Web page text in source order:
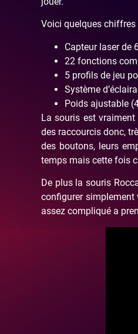
Voici quelques chiffres
Capteur laser de
22 fonctions
5 profils de jeu
Système
Poids ajustable
La souris est
des raccourcis donc,
des boutons, leurs
temps mais cette fois
De plus la souris
configurer simplement
assez compliqué a